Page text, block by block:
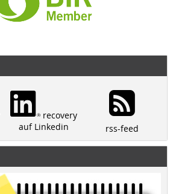
recovery
auf Linkedin
rss-feed